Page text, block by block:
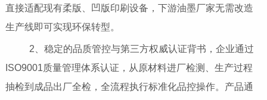
直接适配现有柔版、凹版印刷设备，下游油墨厂家无需改造
生产线即可实现环保转型。
2、稳定的品质管控与第三方权威认证背书，企业通过
ISO9001质量管理体系认证，从原材料进厂检测、生产过程
抽检到成品出厂全检，全流程执行标准化品控操作。产品通